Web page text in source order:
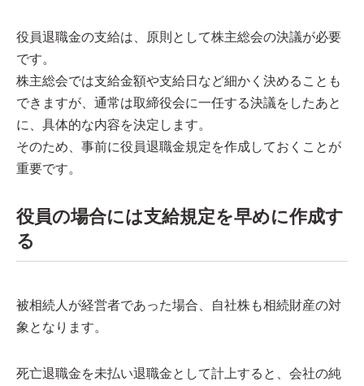
役員退職金の支給は、原則として株主総会の決議が必要
です。
株主総会では支給金額や支給日など細かく決めることも
できますが、通常は取締役会に一任する決議をしたあと
に、具体的な内容を決定します。
そのため、事前に役員退職金規定を作成しておくことが
重要です。
役員の場合には支給規定を早めに作成す
る
被相続人が経営者であった場合、自社株も相続財産の対
象となります。
死亡退職金を未払い退職金として計上すると、会社の純